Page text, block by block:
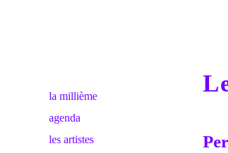
la millième
agenda
les artistes